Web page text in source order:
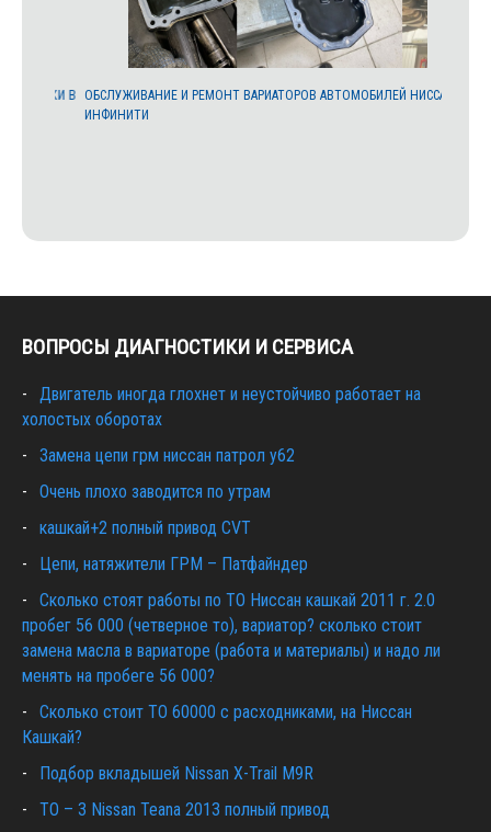
ОБСЛУЖИВАНИЕ И РЕМОНТ ВАРИАТОРОВ АВТОМОБИЛЕЙ НИССАН,
ИНФИНИТИ
ВОПРОСЫ ДИАГНОСТИКИ И СЕРВИСА
Двигатель иногда глохнет и неустойчиво работает на
холостых оборотах
Замена цепи грм ниссан патрол y62
Очень плохо заводится по утрам
кашкай+2 полный привод CVT
Цепи, натяжители ГРМ – Патфайндер
Сколько стоят работы по ТО Ниссан кашкай 2011 г. 2.0
пробег 56 000 (четверное то), вариатор? сколько стоит
замена масла в вариаторе (работа и материалы) и надо ли
менять на пробеге 56 000?
Сколько стоит ТО 60000 с расходниками, на Ниссан
Кашкай?
Подбор вкладышей Nissan X-Trail M9R
ТО – 3 Nissan Teana 2013 полный привод